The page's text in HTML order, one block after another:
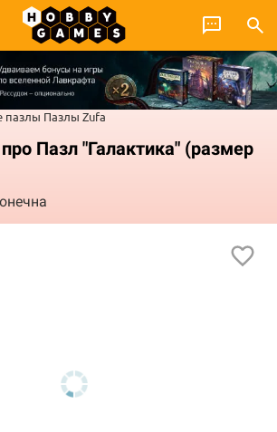
пазлы Пазлы Zufa
Пазл "Галактика" (размер